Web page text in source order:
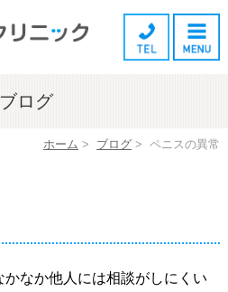
ブログ
ホーム > ブログ > ペニスの異常
なか他人には相談がしにくい